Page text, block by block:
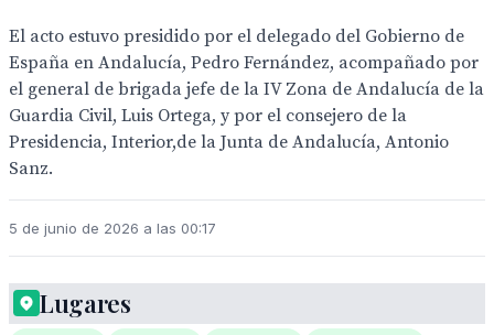
El acto estuvo presidido por el delegado del Gobierno de
España en Andalucía, Pedro Fernández, acompañado por
el general de brigada jefe de la IV Zona de Andalucía de la
Guardia Civil, Luis Ortega, y por el consejero de la
Presidencia, Interior,de la Junta de Andalucía, Antonio
Sanz.
5 de junio de 2026 a las 00:17
Lugares